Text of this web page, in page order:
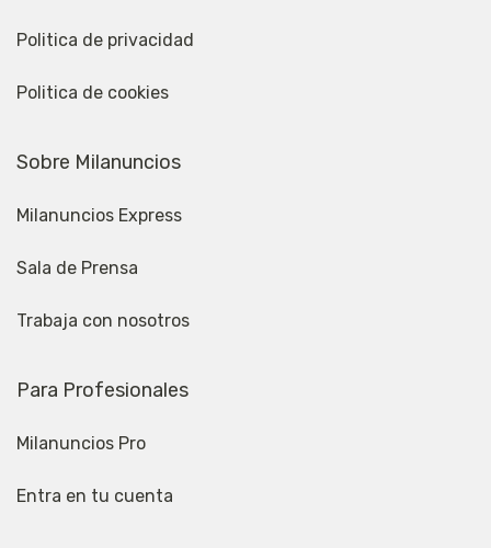
Politica de privacidad
Politica de cookies
Sobre Milanuncios
Milanuncios Express
Sala de Prensa
Trabaja con nosotros
Para Profesionales
Milanuncios Pro
Entra en tu cuenta